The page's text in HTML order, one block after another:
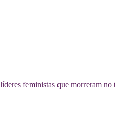
feministas que morreram